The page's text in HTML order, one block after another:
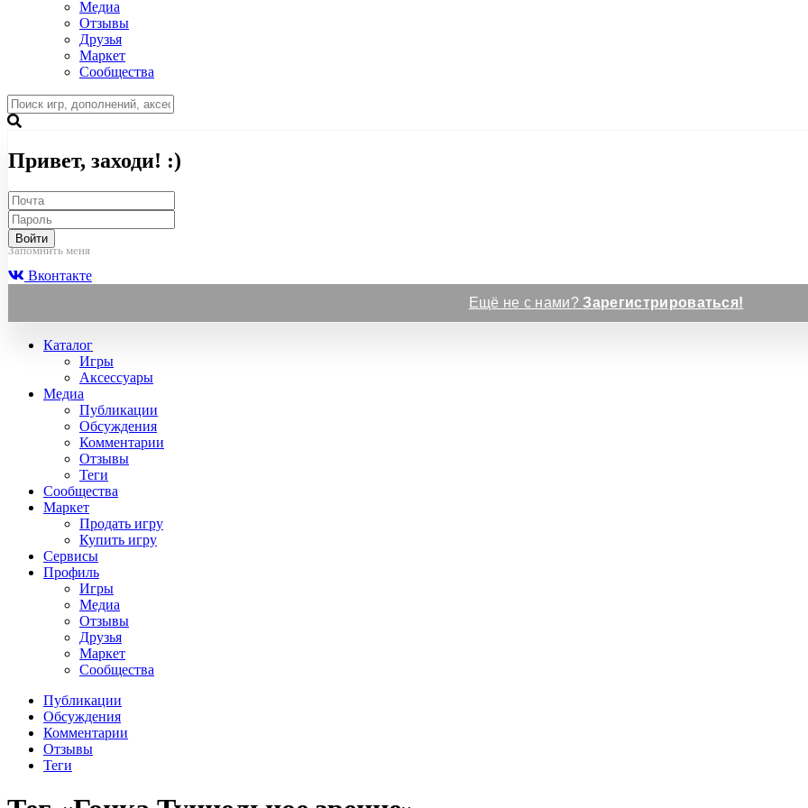
Медиа
Отзывы
Друзья
Маркет
Сообщества
Привет, заходи! :)
Войти
Запомнить меня
Вконтакте
Ещё не с нами?Зарегистрироваться!
Каталог
Игры
Аксессуары
Медиа
Публикации
Обсуждения
Комментарии
Отзывы
Теги
Сообщества
Маркет
Продать игру
Купить игру
Сервисы
Профиль
Игры
Медиа
Отзывы
Друзья
Маркет
Сообщества
Публикации
Обсуждения
Комментарии
Отзывы
Теги